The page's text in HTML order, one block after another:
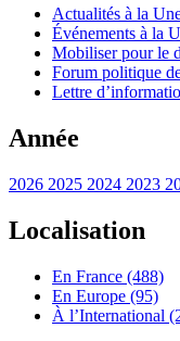
Actualités à la
Événements à la
Mobiliser pour le
Forum politique
Lettre
Année
2026 2025 2024 2023
Localisation
En France (488)
En Europe (95)
À l’International